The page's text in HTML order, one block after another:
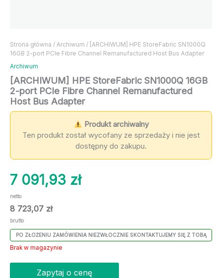
Strona główna / Archiwum / [ARCHIWUM] HPE StoreFabric SN1000Q
16GB 2-port PCIe Fibre Channel Remanufactured Host Bus Adapter
Archiwum
[ARCHIWUM] HPE StoreFabric SN1000Q 16GB
2-port PCIe Fibre Channel Remanufactured
Host Bus Adapter
Produkt archiwalny
Ten produkt został wycofany ze sprzedaży i nie jest
dostępny do zakupu.
7 091,93 zł
netto
8 723,07 zł
brutto
PO ZŁOŻENIU ZAMÓWIENIA NIEZWŁOCZNIE SKONTAKTUJEMY SIĘ Z TOBĄ
Brak w magazynie
Zapytaj o cenę